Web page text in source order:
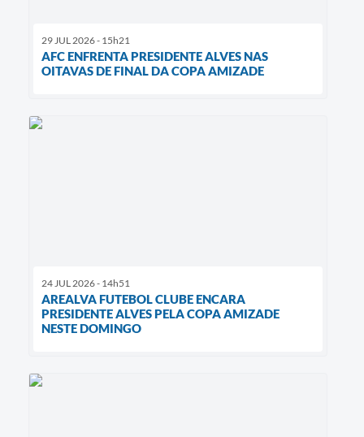
29 JUL 2026 - 15h21
AFC ENFRENTA PRESIDENTE ALVES NAS
OITAVAS DE FINAL DA COPA AMIZADE
24 JUL 2026 - 14h51
AREALVA FUTEBOL CLUBE ENCARA
PRESIDENTE ALVES PELA COPA AMIZADE
NESTE DOMINGO